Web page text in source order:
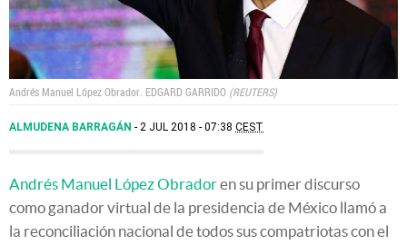
Andrés Manuel López Obrador. EDGARD GARRIDO REUTERS
ALMUDENA BARRAGÁN 2 JUL 2018 - 07:38 CEST
Andrés Manuel López Obradoren su primer discurso
como ganador virtual de la presidencia de México llamó a
la reconciliación nacional de todos sus compatriotas con el